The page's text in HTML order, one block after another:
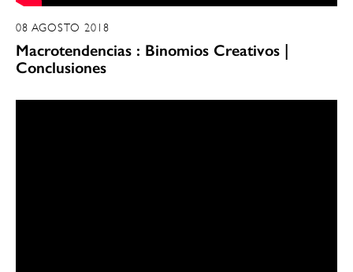
08 AGOSTO 2018
Macrotendencias : Binomios Creativos |
Conclusiones